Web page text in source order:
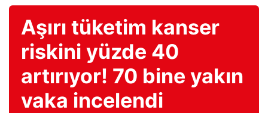
Aşırı tüketim kanser
riskini yüzde 40
artırıyor! 70 bine yakın
vaka incelendi